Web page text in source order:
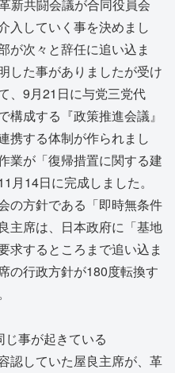
新共闘会議が合同役員会
入していく事を決めまし
が次々と辞任に追い込ま
した事がありましたが受け
、9月21日に与党三党代
成する『政策推進会議』
携する体制が作られまし
業が「復帰措置に関する建
月14日に完成しました。
の方針である「即時無条件
主席は、日本政府に「基地
求するところまで追い込ま
の行政方針が180度転換す
事が起きている
認していた屋良主席が、革